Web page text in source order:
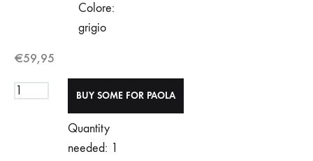
Colore:
grigio
€59,95
Quantity
needed: 1